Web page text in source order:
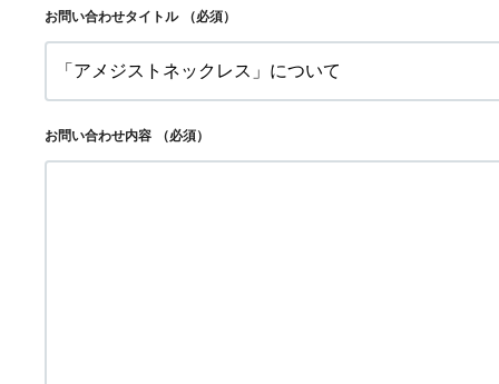
お問い合わせタイトル （必須）
お問い合わせ内容 （必須）